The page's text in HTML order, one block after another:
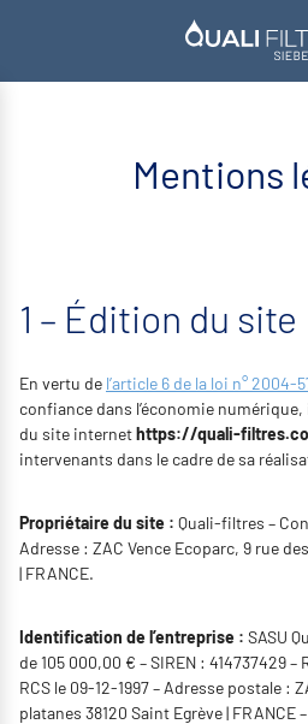
Mentions
1 – Édition du site
En vertu de l’article 6 de la loi n° 2004-
confiance dans l’économie
du site internethttps://quali-
intervenants dans le cadre de sa
Propriétaire du site : Quali-filtres –
Adresse : ZAC Vence Ecoparc, 9 rue
| FRANCE.
Identification de l’entreprise : SASU
de105 000,00 € – SIREN : 414737429 –
RCS le 09-12-1997– Adresse postale :
platanes 38120 Saint Egrève | FRANCE–